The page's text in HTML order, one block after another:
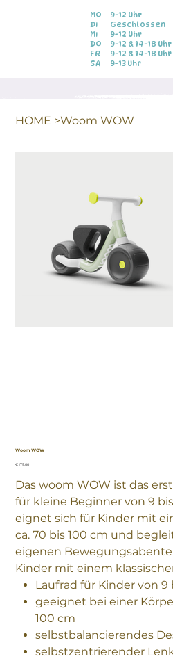
MO
DI
MI
DO
FR
SA
9-12 Uhr
Geschlossen
9-12 Uhr
9-12 & 14-18 Uhr
9-12 & 14-18 Uhr
9-13 Uhr
HOME >Woom WOW
Woom WOW
Preis
€ 179,00
Das woom WOW ist das
für kleine Beginner von 9
eignet sich für Kinder mit
ca. 70 bis 100 cm und
eigenen
Kinder mit einem
Laufrad für Kinder von 9
geeignet bei einer
100 cm
selbstbalancierendes
selbstzentrierender